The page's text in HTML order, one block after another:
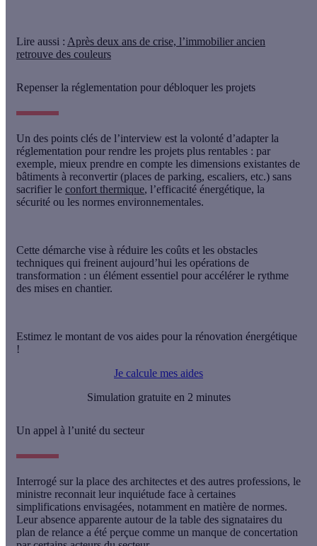
Lire aussi : Après deux ans de crise, l’immobilier ancien
retrouve des couleurs
Repenser la réglementation pour débloquer les projets
Un des points clés de l’interview est la volonté d’adapter la
réglementation pour rendre les projets plus rentables : par
exemple, mieux prendre en compte les dimensions existantes de
bâtiments à reconvertir (places de parking, escaliers, etc.) sans
sacrifier le confort thermique, l’efficacité énergétique, la
sécurité ou les normes environnementales.
Cette démarche vise à réduire les coûts et les obstacles
techniques qui freinent aujourd’hui les opérations de
transformation : un élément essentiel pour accélérer le rythme
des mises en chantier.
Estimez le montant de vos aides pour la rénovation énergétique
!
Je calcule mes aides
Simulation gratuite en 2 minutes
Un appel à l’unité du secteur
Interrogé sur la place des architectes et des autres professions, le
ministre reconnait leur inquiétude face à certaines
simplifications envisagées, notamment en matière de normes.
Leur absence apparente autour de la table des signataires du
plan de relance a été perçue comme un manque de concertation